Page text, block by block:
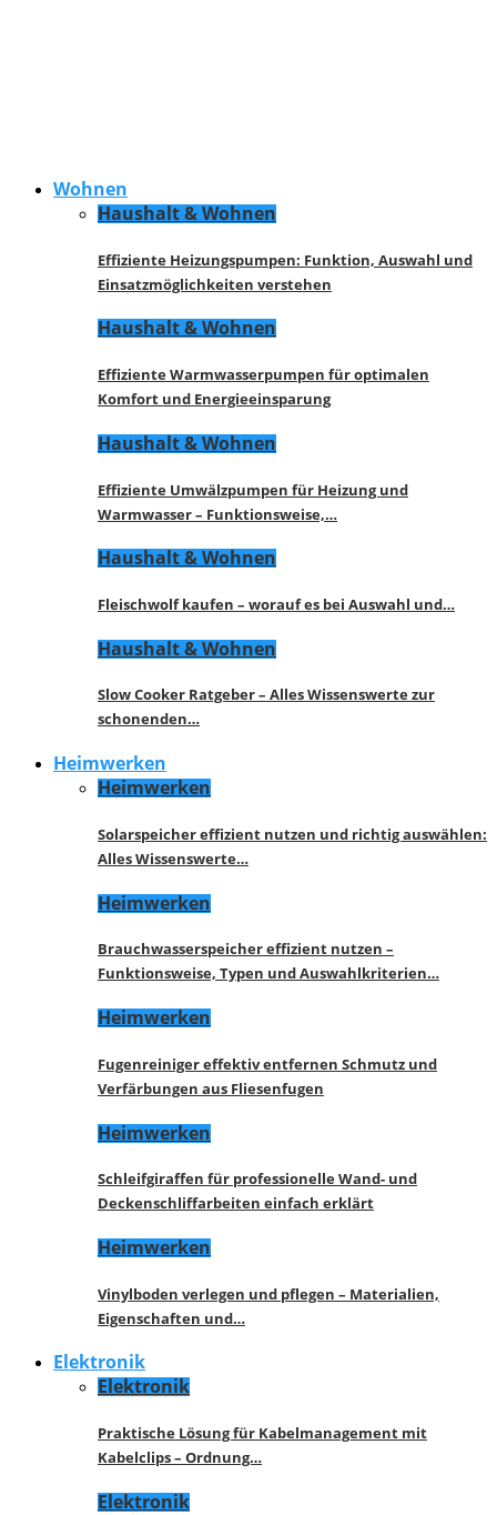
Wohnen
Haushalt & Wohnen
Effiziente Heizungspumpen: Funktion, Auswahl und
Einsatzmöglichkeiten verstehen
Haushalt & Wohnen
Effiziente Warmwasserpumpen für optimalen
Komfort und Energieeinsparung
Haushalt & Wohnen
Effiziente Umwälzpumpen für Heizung und
Warmwasser – Funktionsweise,…
Haushalt & Wohnen
Fleischwolf kaufen – worauf es bei Auswahl und…
Haushalt & Wohnen
Slow Cooker Ratgeber – Alles Wissenswerte zur
schonenden…
Heimwerken
Heimwerken
Solarspeicher effizient nutzen und richtig auswählen:
Alles Wissenswerte…
Heimwerken
Brauchwasserspeicher effizient nutzen –
Funktionsweise, Typen und Auswahlkriterien…
Heimwerken
Fugenreiniger effektiv entfernen Schmutz und
Verfärbungen aus Fliesenfugen
Heimwerken
Schleifgiraffen für professionelle Wand- und
Deckenschliffarbeiten einfach erklärt
Heimwerken
Vinylboden verlegen und pflegen – Materialien,
Eigenschaften und…
Elektronik
Elektronik
Praktische Lösung für Kabelmanagement mit
Kabelclips – Ordnung…
Elektronik